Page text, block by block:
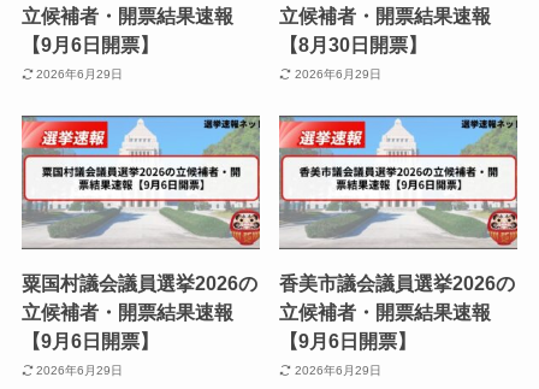
立候補者・開票結果速報
【9月6日開票】
2026年6月29日
立候補者・開票結果速報
【8月30日開票】
2026年6月29日
粟国村議会議員選挙2026の
立候補者・開票結果速報
【9月6日開票】
2026年6月29日
香美市議会議員選挙2026の
立候補者・開票結果速報
【9月6日開票】
2026年6月29日